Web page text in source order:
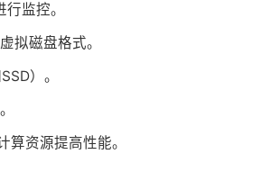
监控。
拟磁盘格式。
）。
资源提高性能。